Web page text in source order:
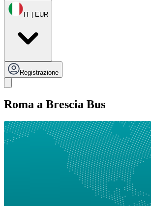
IT | EUR
Registrazione
Roma a Brescia Bus